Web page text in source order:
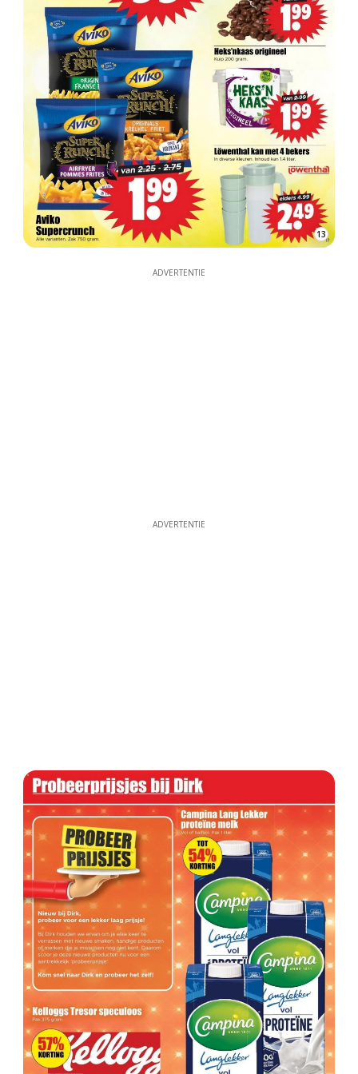
13
ADVERTENTIE
ADVERTENTIE